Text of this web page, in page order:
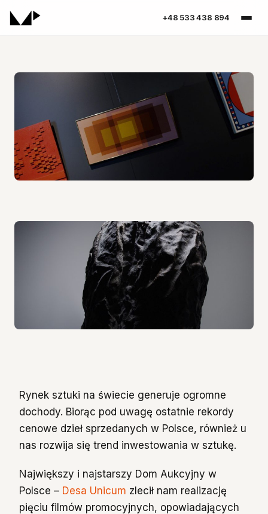
Rynek sztuki na świecie generuje ogromne
dochody. Biorąc pod uwagę ostatnie rekordy
cenowe dzieł sprzedanych w Polsce, również u
nas rozwija się trend inwestowania w sztukę.
Największy i najstarszy Dom Aukcyjny w
Polsce – Desa Unicum zlecił nam realizację
pięciu filmów promocyjnych, opowiadających
+48 533 438 894